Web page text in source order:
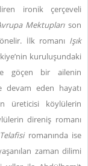
ironik çerçeveli
Mektuplarıson
İlk romanı Işık
kuruluşundaki
göçen bir ailenin
devam eden hayatı
üreticisi köylülerin
direniş romanı
romanında ise
zaman dilimi